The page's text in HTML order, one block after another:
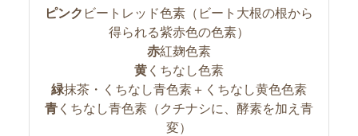
ピンク ビートレッド色素（ビート大根の根から
得られる紫赤色の色素）
赤紅麹色素
黄 くちなし色素
緑抹茶・くちなし青色素＋くちなし黄色色素
青 くちなし青色素（クチナシに、酵素を加え青
変）